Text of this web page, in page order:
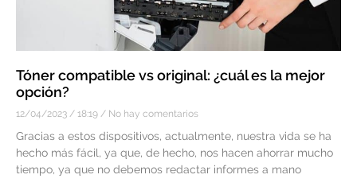
Tóner compatible vs original: ¿cuál es la mejor
opción?
12/04/2023 18:19 No hay comentarios
Gracias a estos dispositivos, actualmente, nuestra vida se ha
hecho más fácil, ya que, de hecho, nos hacen ahorrar mucho
tiempo, ya que no debemos redactar informes a mano